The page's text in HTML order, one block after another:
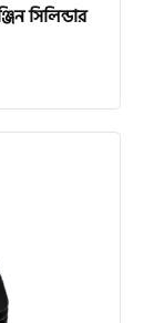
সিলিন্ডার